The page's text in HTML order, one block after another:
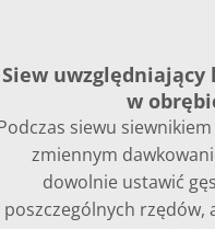
Siew
w
siewu
zmiennym
dowolnie ustawić
poszczególnych rzędów,